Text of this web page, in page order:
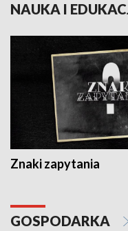
NAUKA I
Znaki zapytania
GOSPODARKA